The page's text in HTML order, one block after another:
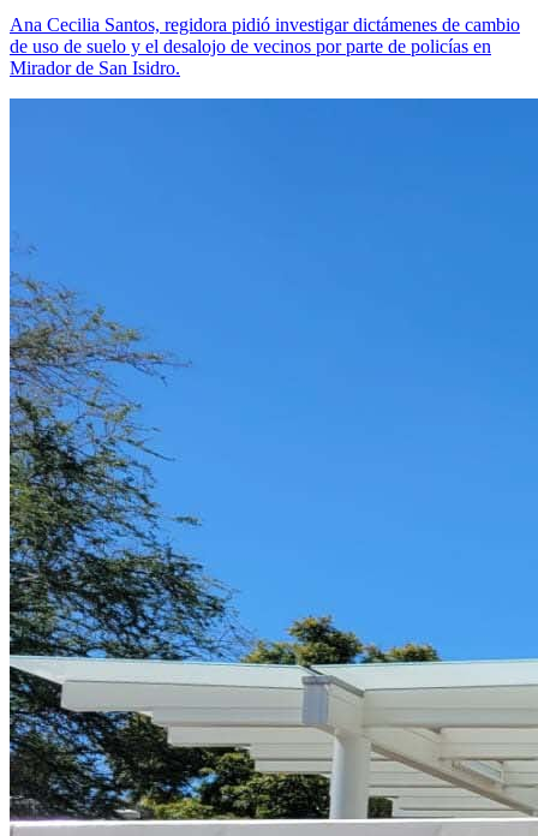
Ana Cecilia Santos, regidora pidió investigar dictámenes de cambio
de uso de suelo y el desalojo de vecinos por parte de policías en
Mirador de San Isidro.